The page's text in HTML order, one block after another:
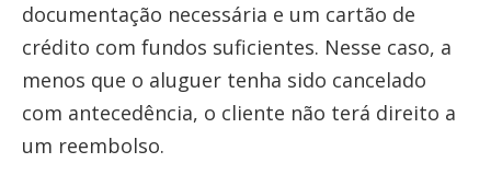
documentação necessária e um cartão de
crédito com fundos suficientes. Nesse caso, a
menos que o aluguer tenha sido cancelado
com antecedência, o cliente não terá direito a
um reembolso.